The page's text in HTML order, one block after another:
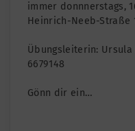
immer donnnerstags,
Heinrich-Neeb-Straße
Übungsleiterin: Ursula